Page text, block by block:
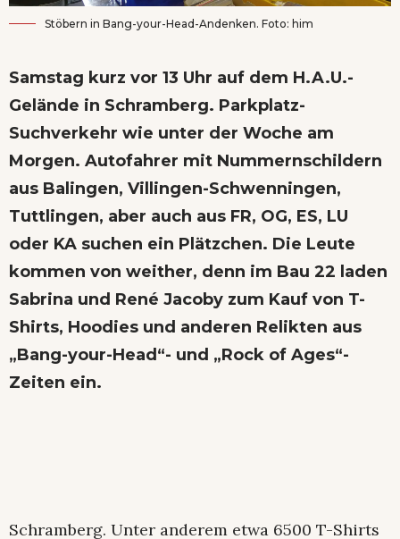
Stöbern in Bang-your-Head-Andenken. Foto: him
Samstag kurz vor 13 Uhr auf dem H.A.U.-
Gelände in Schramberg. Parkplatz-
Suchverkehr wie unter der Woche am
Morgen. Autofahrer mit Nummernschildern
aus Balingen, Villingen-Schwenningen,
Tuttlingen, aber auch aus FR, OG, ES, LU
oder KA suchen ein Plätzchen. Die Leute
kommen von weither, denn im Bau 22 laden
Sabrina und René Jacoby zum Kauf von T-
Shirts, Hoodies und anderen Relikten aus
„Bang-your-Head“- und „Rock of Ages“-
Zeiten ein.
Schramberg. Unter anderem etwa 6500 T-Shirts